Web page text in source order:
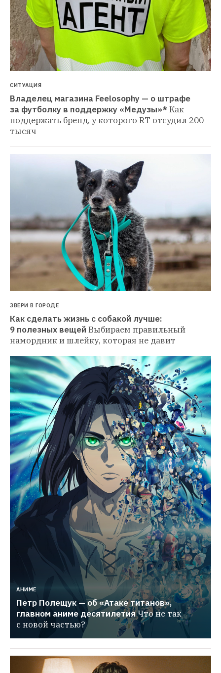
СИТУАЦИЯ
Владелец магазина Feelosophy — о штрафе
за футболку в поддержку «Медузы»*Как
поддержать бренд, у которого RT отсудил 200
тысяч
ЗВЕРИ В ГОРОДЕ
Как сделать жизнь с собакой лучше:
9 полезных вещей Выбираем правильный
намордник и шлейку, которая не давит
АНИМЕ
Петр Полещук — об «Атаке титанов»,
главном аниме десятилетияЧто не так
с новой частью?